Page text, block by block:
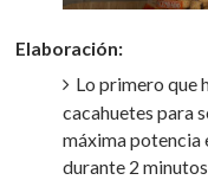
Elaboración:
Lo primero que
cacahuetes para
máxima potencia
durante 2